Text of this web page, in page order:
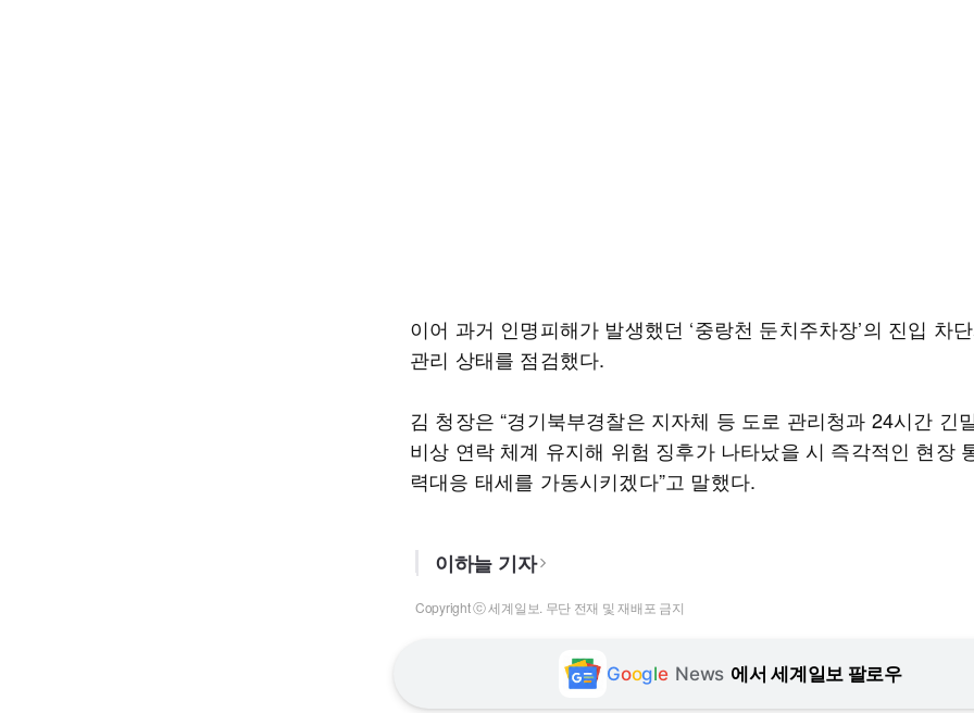
이어 과거 인명피해가 발생했던 ‘중랑천 둔치주차장’의 진입 차
관리 상태를 점검했다.
김 청장은 “경기북부경찰은 지자체 등 도로 관리청과 24시간 긴
비상 연락 체계 유지해 위험 징후가 나타났을 시 즉각적인 현장
력대응 태세를 가동시키겠다”고 말했다.
이하늘 기자
Copyright ⓒ 세계일보. 무단 전재 및 재배포 금지
Google News 에서 세계일보 팔로우